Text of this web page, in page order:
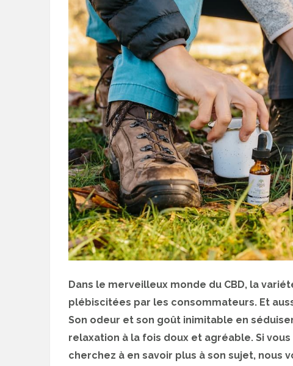
Dans le merveilleux monde du CBD, la
plébiscitées par les consommateurs. Et
Son odeur et son goût inimitable en
relaxation à la fois doux et agréable. Si vous
cherchez à en savoir plus à son sujet, nous